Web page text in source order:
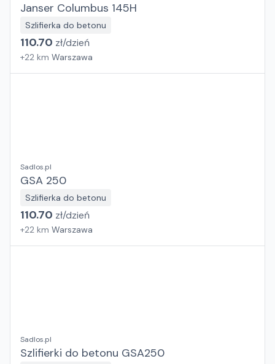
Janser Columbus 145H
Szlifierka do betonu
110.70 zł/dzień
+22 km Warszawa
Sadlos.pl
GSA 250
Szlifierka do betonu
110.70 zł/dzień
+22 km Warszawa
Sadlos.pl
Szlifierki do betonu GSA250